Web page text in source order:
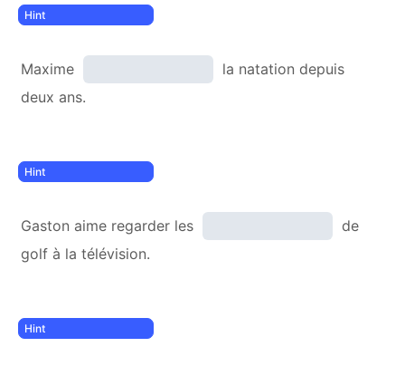
Maxime
la natation depuis
deux ans.
Gaston aime regarder les
de
golf à la télévision.